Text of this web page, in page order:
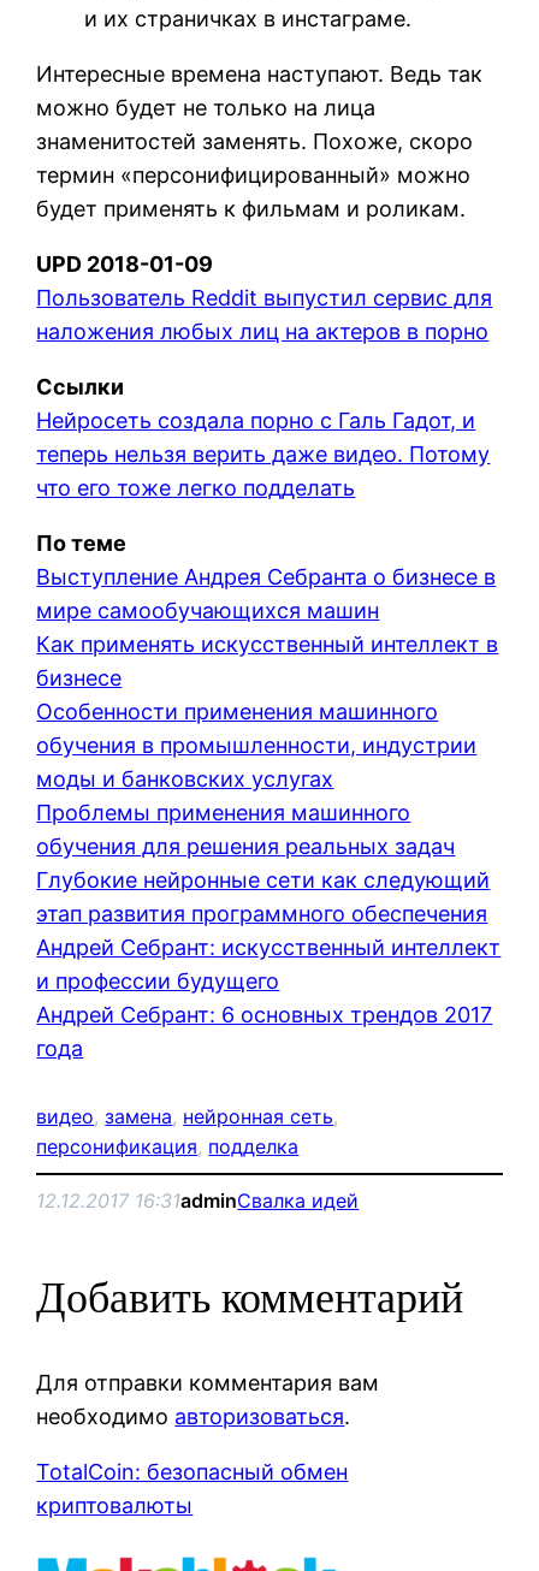
и их страничках в инстаграме.
Интересные времена наступают. Ведь так
можно будет не только на лица
знаменитостей заменять. Похоже, скоро
термин «персонифицированный» можно
будет применять к фильмам и роликам.
UPD 2018-01-09
Пользователь Reddit выпустил сервис для
наложения любых лиц на актеров в порно
Ссылки
Нейросеть создала порно с Галь Гадот, и
теперь нельзя верить даже видео. Потому
что его тоже легко подделать
По теме
Выступление Андрея Себранта о бизнесе в
мире самообучающихся машин
Как применять искусственный интеллект в
бизнесе
Особенности применения машинного
обучения в промышленности, индустрии
моды и банковских услугах
Проблемы применения машинного
обучения для решения реальных задач
Глубокие нейронные сети как следующий
этап развития программного обеспечения
Андрей Себрант: искусственный интеллект
и профессии будущего
Андрей Себрант: 6 основных трендов 2017
года
видео, замена, нейронная сеть
персонификация, подделка
12.12.2017 16:31adminСвалка идей
Добавить комментарий
Для отправки комментария вам
необходимо авторизоваться.
TotalCoin: безопасный обмен
криптовалюты